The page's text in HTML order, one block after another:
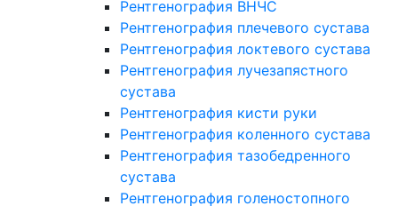
Рентгенография ВНЧС
Рентгенография плечевого сустава
Рентгенография локтевого сустава
Рентгенография лучезапястного
сустава
Рентгенография кисти руки
Рентгенография коленного сустава
Рентгенография тазобедренного
сустава
Рентгенография голеностопного